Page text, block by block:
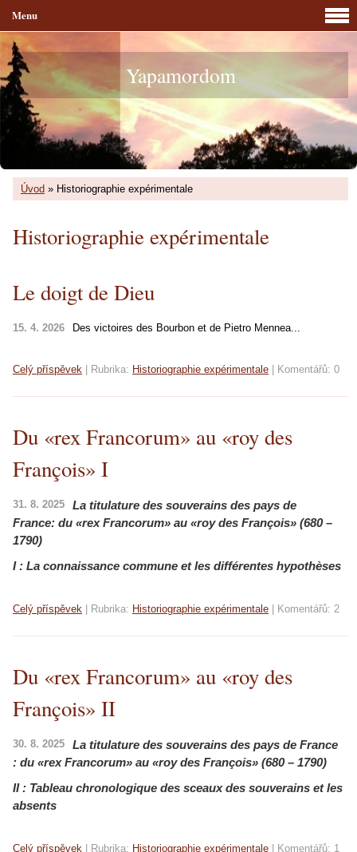
Yapamordom
Úvod » Historiographie expérimentale
Historiographie expérimentale
Le doigt de Dieu
15. 4. 2026 Des victoires des Bourbon et de Pietro Mennea...
Celý příspěvek Rubrika: Historiographie expérimentale Komentářů: 0
Du «rex Francorum» au «roy des
François» I
31. 8. 2025
La titulature des souverains des pays de
France: du «rex Francorum» au «roy des François» (680 –
1790)
I : La connaissance commune et les différentes hypothèses
Celý příspěvek Rubrika: Historiographie expérimentale Komentářů: 2
Du «rex Francorum» au «roy des
François» II
30. 8. 2025
La titulature des souverains des pays de France
: du «rex Francorum» au «roy des François» (680 – 1790)
II : Tableau chronologique des sceaux des souverains et les
absents
Celý příspěvek Rubrika: Historiographie expérimentale Komentářů: 1
Menu